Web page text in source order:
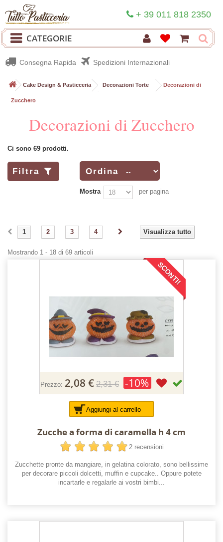
+ 39 011 818 2350
CATEGORIE
Consegna Rapida Spedizioni Internazionali
> Cake Design & Pasticceria >Decorazioni Torte > Decorazioni di
Zucchero
Decorazioni di Zucchero
Ci sono 69 prodotti.
Filtra Ordina
Mostra per pagina
Visualizza tutto
1 2 3 4
Mostrando 1 - 18 di 69 articoli
Prezzo: 2,08 € 2,31 € -10%
SCONTI!
Aggiungi al carrello
Zucche a forma di caramella h 4 cm
2 recensioni
Zucchette pronte da mangiare, in gelatina colorato, sono bellissime
per decorare piccoli dolcetti, muffin e cupcake.. Oppure potete
incartarle e regalarle ai vostri bimbi...